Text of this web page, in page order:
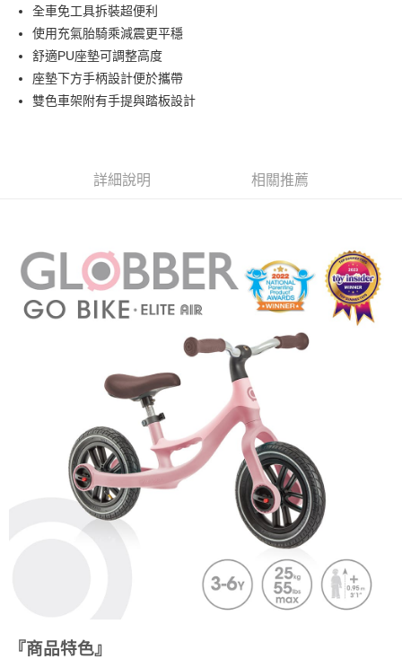
悠遊付
全盈+PAY
AFTEE先享後付
相關說明
１．簡單：不需註冊會員、不需綁卡、不需儲值。
２．便利：只要手機號碼，簡訊認證，即可結帳。
１．於結帳方式選擇「AFTEE先享後付」後，將跳轉至「AFTEE先享後付」
結帳頁面，進行簡訊認證並確認金額後，即可完成結帳。
２．訂單成立數日內，您將收到繳費通知簡訊。
３．收到繳費通知簡訊後14天內，點擊此簡訊中的連結，可透過四大超商／
ATM／網路銀行／等多元方式進行付款，方視為交易完成。
※ 請注意：結帳手續完成當下不需立刻繳費，但若您需要取消訂單，請聯絡
購買商品的店家。未經商家同意取消之訂單仍視為有效，需透過AFTEE先享
※ 交易是否成功請以「AFTEE先享後付 」之結帳頁面顯示為準，若有關於
是否繳費成功／繳費後需取消欲退款等相關疑問，請聯繫「AFTEE先享後付
https://netprotections.freshdesk.com/support/home
【注意事項】
１．透過由恩沛科技股份有限公司提供之「AFTEE先享後付」服務完成之交
易，需依本服務之必要範圍內提供個人資料，並將交易相關給付款項請求債
權轉讓予恩沛科技股份有限公司。
２．關於個人資料處理事宜，請瀏覽以下網址：
３．未成年的使用者請事先徵得法定代理人或監護人之同意方可使用
「AFTEE先享後付」，若未經同意申辦者引起之損失，本公司不負相關責
４．使用「AFTEE先享後付」時，將依據個別帳號之用戶狀況，依本公司即
時審查核予不同之上限額度；若仍有額度不足之情形，本公司將視審查結果
５．嚴禁一人註冊多個帳號或使用他人資訊註冊。若發現惡意使用之情形，
恩沛科技股份有限公司將有權停止該用戶之使用額度並採取法律行動。
全車免工具拆裝超便利
使用充氣胎騎乘減震更平穩
舒適PU座墊可調整高度
座墊下方手柄設計便於攜帶
雙色車架附有手提與踏板設計
詳細說明 相關推薦
『商品特色』